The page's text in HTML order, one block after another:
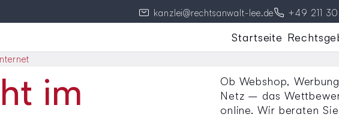
E-
Mail
kanzlei@rechtsanwalt-lee.dePhone
Icon:
+49 211
Navigation
überspringen
Startseite
im
Ob Webshop,
Netz – das
online. Wir beraten